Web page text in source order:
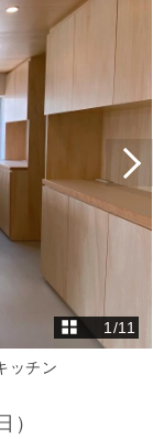
1/11
ッチン
）